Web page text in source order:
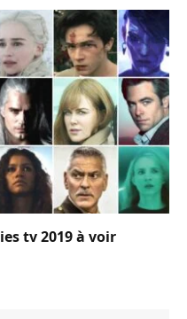
tv 2019 à voir